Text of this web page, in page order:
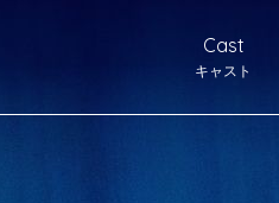
Cast
キャスト